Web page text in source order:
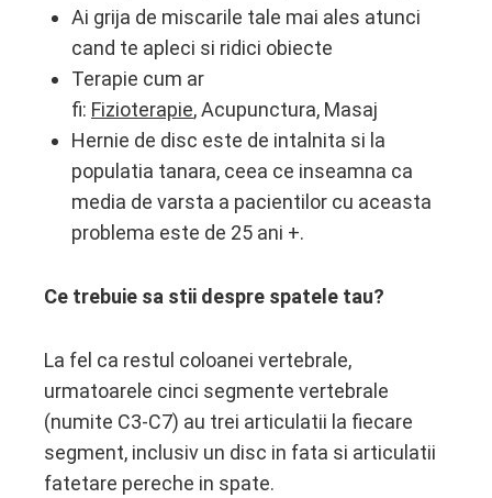
Ai grija de miscarile tale mai ales atunci
cand te apleci si ridici obiecte
Terapie cum ar
fi: Fizioterapie, Acupunctura, Masaj
Hernie de disc este de intalnita si la
populatia tanara, ceea ce inseamna ca
media de varsta a pacientilor cu aceasta
problema este de 25 ani +.
Ce trebuie sa stii despre spatele tau?
La fel ca restul coloanei vertebrale,
urmatoarele cinci segmente vertebrale
(numite C3-C7) au trei articulatii la fiecare
segment, inclusiv un disc in fata si articulatii
fatetare pereche in spate.